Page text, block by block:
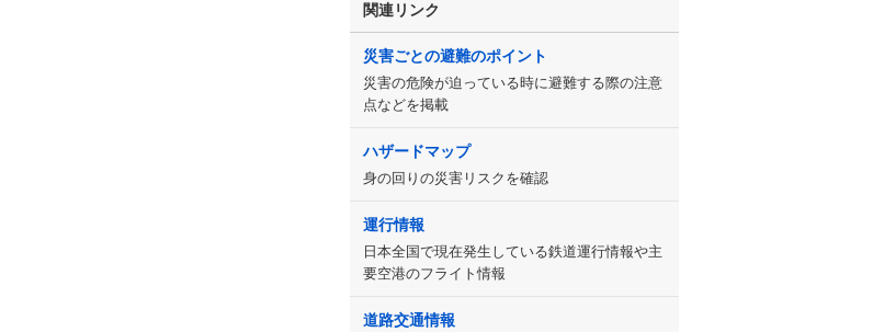
関連リンク
災害ごとの避難のポイント
災害の危険が迫っている時に避難する際の注意
点などを掲載
ハザードマップ
身の回りの災害リスクを確認
運行情報
日本全国で現在発生している鉄道運行情報や主
要空港のフライト情報
道路交通情報